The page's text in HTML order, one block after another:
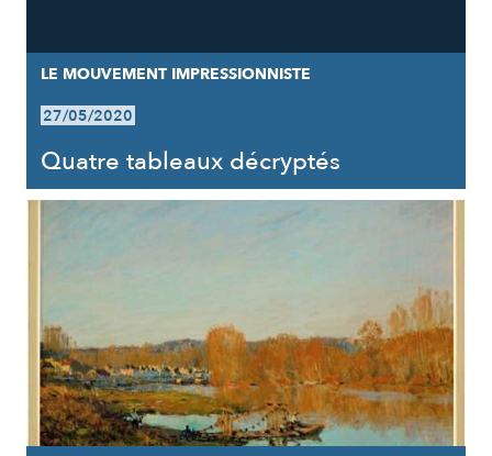
LE MOUVEMENT IMPRESSIONNISTE
27/05/2020
Quatre tableaux décryptés